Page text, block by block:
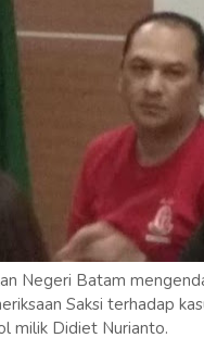
Negeri Batam
Saksi terhadap
milik Didiet Nurianto.